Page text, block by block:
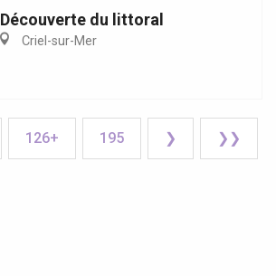
Découverte du littoral
Criel-sur-Mer
126+ 195 ❯ ❯❯